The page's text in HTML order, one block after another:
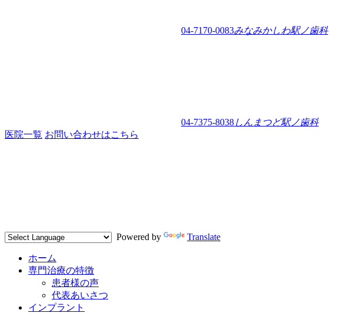
04-7170-0083みなみかしわ駅ノ歯科
04-7375-8038しんまつど駅ノ歯科
医院一覧 お問い合わせはこちら
Powered by Translate
ホーム
専門治療の特徴
患者様の声
代表あいさつ
インプラント